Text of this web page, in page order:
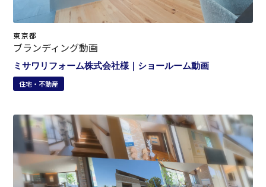
東京都
ブランディング動画
ミサワリフォーム株式会社様｜ショールーム動画
住宅・不動産